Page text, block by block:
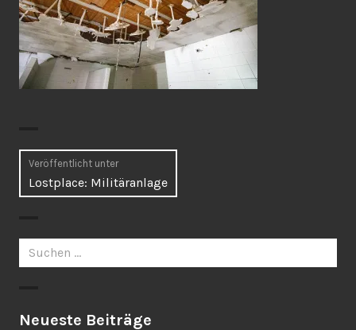
Beitragsnavigation
Veröffentlicht unter
Lostplace: Militäranlage
Suchen
nach:
Neueste Beiträge